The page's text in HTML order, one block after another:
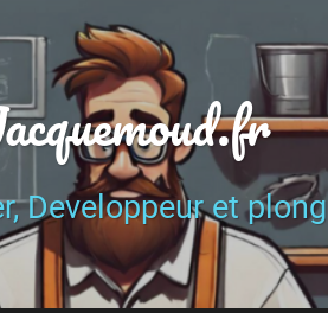
Developpeur et